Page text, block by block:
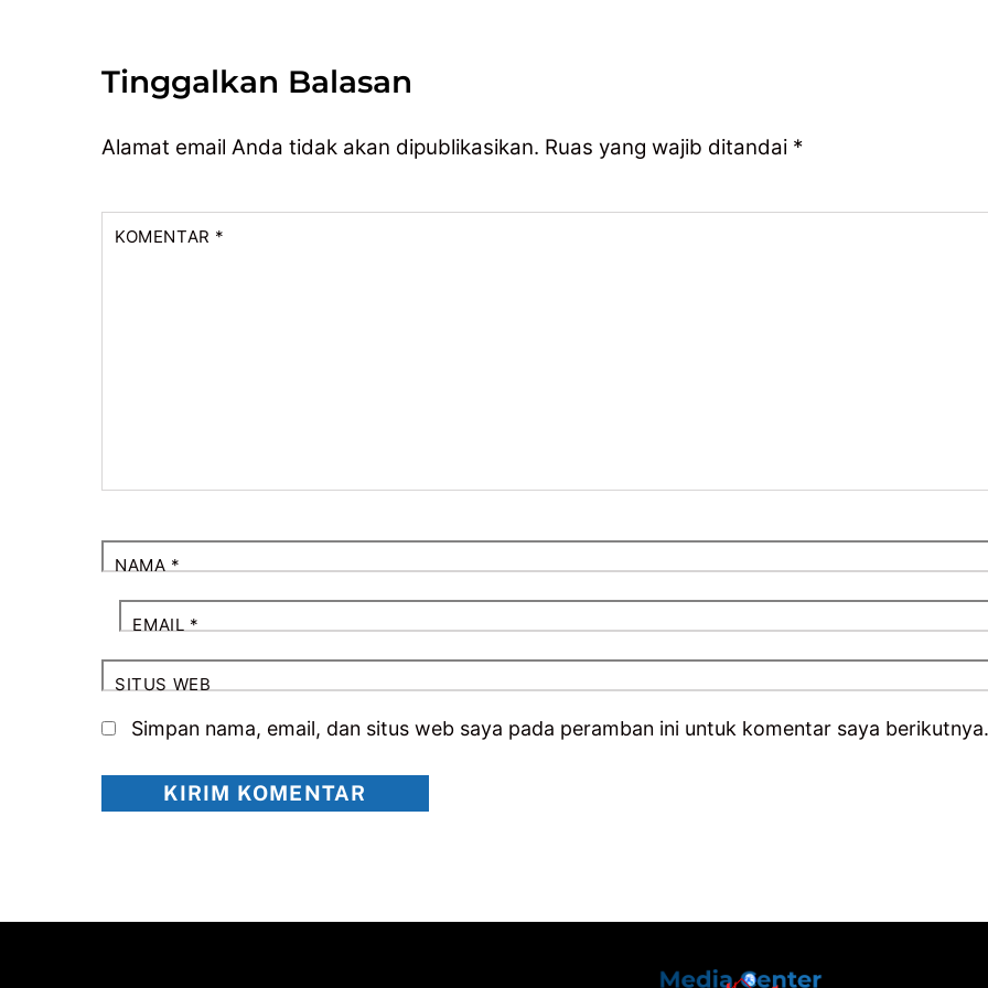
Tinggalkan Balasan
Alamat email Anda tidak akan dipublikasikan. Ruas yang wajib ditandai *
KOMENTAR *
NAMA *
EMAIL *
SITUS WEB
Simpan nama, email, dan situs web saya pada peramban ini untuk komentar saya
Back